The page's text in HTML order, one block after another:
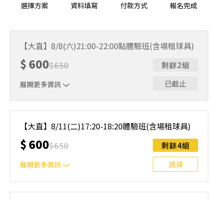
選擇方案 資料填寫 付款方式 報名完成
【大直】8/8(六)21:00-22:00點體驗班(含場租球具)
$ 600$650
展開更多資訊
剩餘2組
已截止
制。歡迎邀請親友一同報名參加，享受團體運動樂趣！ 如
人數未達開班門檻，或因天候不佳無法如期舉行，POA將視
情況安排延期或併班處理。 ⚠️ 報名完成後，如因天候因素
無法上課，僅提供課程延期選項，恕不退費，請參閱【報名
與課程異動規則】。報名後視為您已同意上述規則。
【大直】8/11(二)17:20-18:20體驗班(含場租球具)
$ 600$650
展開更多資訊
剩餘4組
選擇